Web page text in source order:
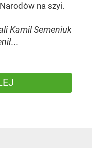
na szyi.
Kamil Semeniuk